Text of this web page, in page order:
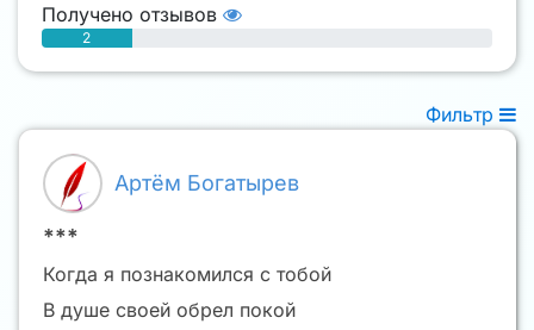
Фильтр
Артём Богатырев
***
Когда я познакомился с тобой
В душе своей обрел покой
Получено отзывов
2